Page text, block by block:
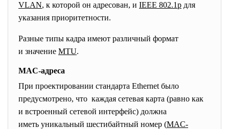
VLAN, к которой он адресован, и IEEE 802.1p для
указания приоритетности.
Разные типы кадра имеют различный формат
и значение MTU.
MAC-адреса
При проектировании стандарта Ethernet было
предусмотрено, что каждая сетевая карта (равно как
и встроенный сетевой интерфейс) должна
иметь уникальный шестибайтный номер (MAC-